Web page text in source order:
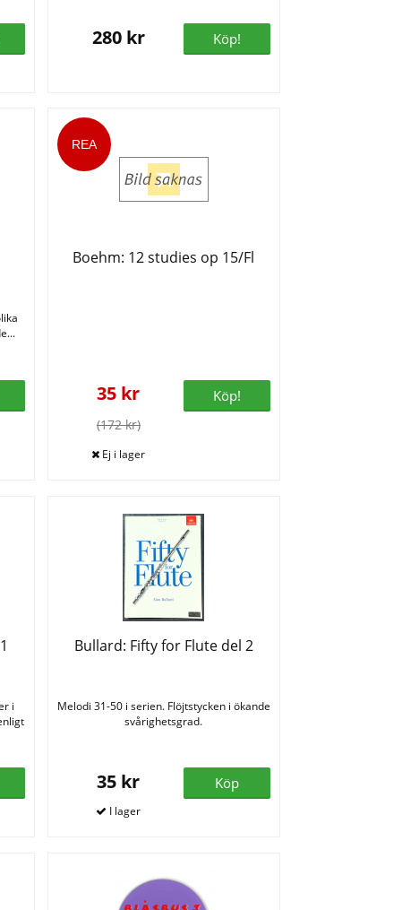
280 kr Köp!
Boehm: 12 studies op 15/Fl
35 kr
(172 kr)
Köp!
i
Bullard: Fifty for Flute del 2
Melodi 31-50 i serien. Flöjtstycken i ökande
svårighetsgrad.
35 kr Köp